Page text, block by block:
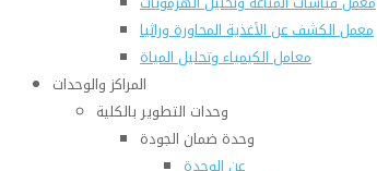
معمل الكشف عن الأغذية المحاورة وراثيا
معامل الكيمياء وتحليل المياة
المراكز والوحدات
وحدات التطوير بالكلية
وحدة ضمان الجودة